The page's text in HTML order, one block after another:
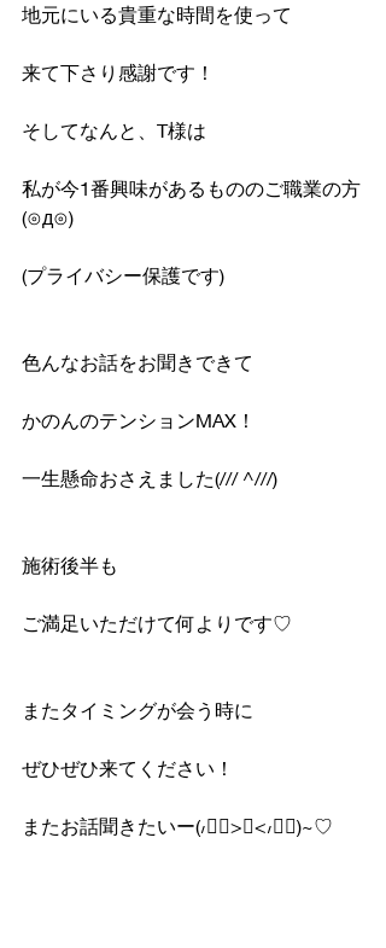
地元にいる貴重な時間を使って
来て下さり感謝です！
そしてなんと、T様は
私が今1番興味があるもののご職業の方
(⊙д⊙)
(プライバシー保護です)
色んなお話をお聞きできて
かのんのテンションMAX！
一生懸命おさえました(/// ^///)
施術後半も
ご満足いただけて何よりです♡
またタイミングが会う時に
ぜひぜひ来てください！
またお話聞きたいー(៸៸᳐>⩊<៸៸᳐)~♡